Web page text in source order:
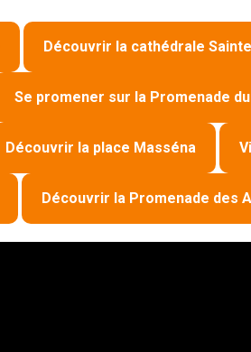
Découvrir la cathédrale
Se promener sur la Promenade
Découvrir la place Masséna
Découvrir la Promenade des